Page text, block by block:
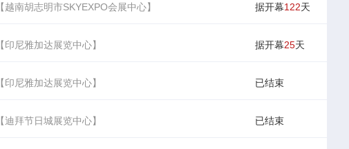
【越南胡志明市SKYEXPO会展中心】 据开幕122天
【印尼雅加达展览中心】 据开幕25天
【印尼雅加达展览中心】 已结束
【迪拜节日城展览中心】 已结束